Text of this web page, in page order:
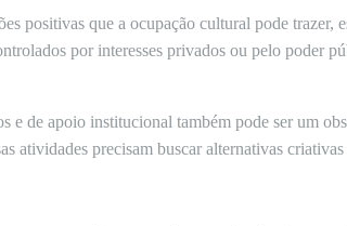
positivas que a ocupação cultural pode trazer,
por interesses privados ou pelo poder
e de apoio institucional também pode ser um
atividades precisam buscar alternativas